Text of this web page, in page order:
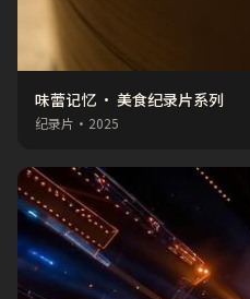
味蕾记忆 · 美食纪录片系列
纪录片 · 2025